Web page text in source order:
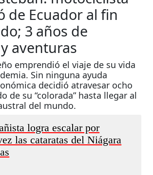
de Ecuador al fin
3 años de
aventuras
emprendió el viaje de su vida
Sin ninguna ayuda
decidió atravesar ocho
de su “colorada” hasta llegar al
del mundo.
logra escalar por
las cataratas del Niágara